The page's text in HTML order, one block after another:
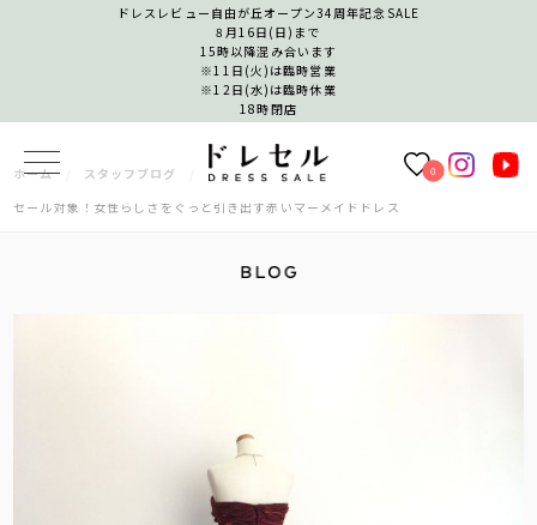
ドレスレビュー自由が丘オープン34周年記念SALE
8月16日(日)まで
15時以降混み合います
※11日(火)は臨時営業
※12日(水)は臨時休業
18時閉店
0
ホーム
スタッフブログ
セール対象！女性らしさをぐっと引き出す赤いマーメイドドレス